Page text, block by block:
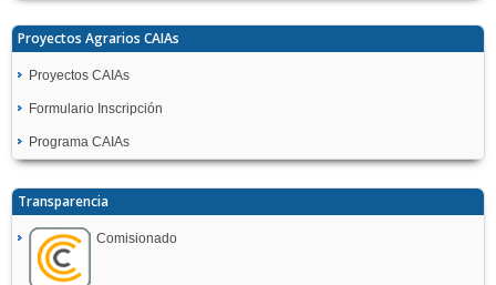
Proyectos Agrarios CAIAs
Proyectos CAIAs
Formulario Inscripción
Programa CAIAs
Transparencia
Comisionado